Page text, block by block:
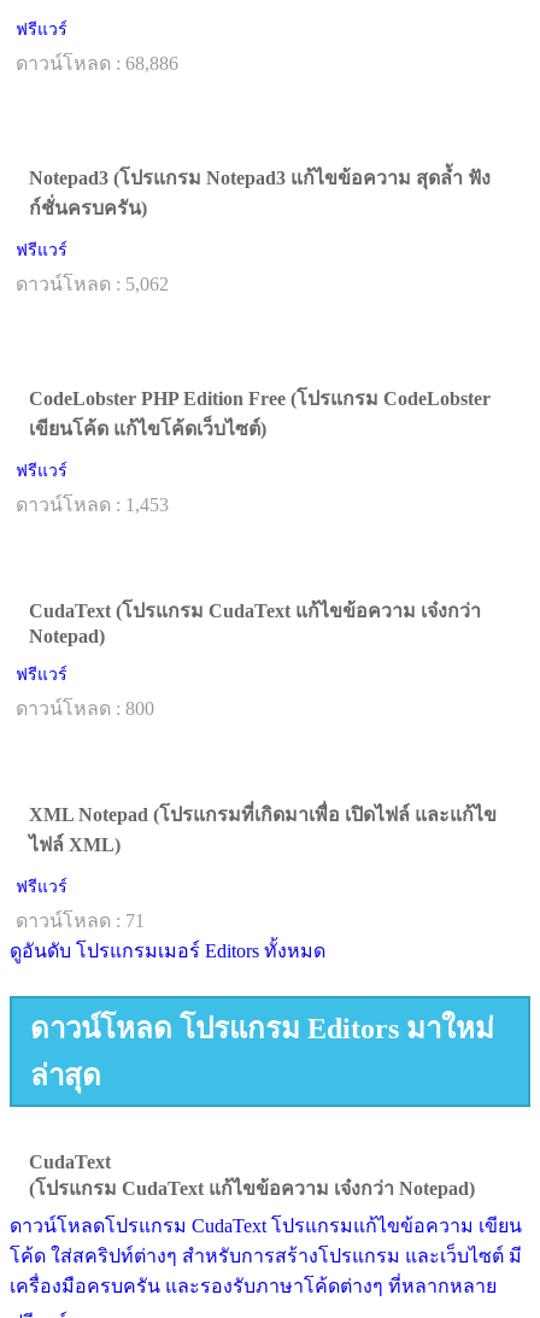
ฟรีแวร์
ดาวน์โหลด : 68,886
Notepad3 (โปรแกรม Notepad3 แก้ไขข้อความ สุดล้ำ ฟัง
ก์ชั่นครบครัน)
ฟรีแวร์
ดาวน์โหลด : 5,062
CodeLobster PHP Edition Free (โปรแกรม CodeLobster
เขียนโค้ด แก้ไขโค้ดเว็บไซต์)
ฟรีแวร์
ดาวน์โหลด : 1,453
CudaText (โปรแกรม CudaText แก้ไขข้อความ เจ๋งกว่า
Notepad)
ฟรีแวร์
ดาวน์โหลด : 800
XML Notepad (โปรแกรมที่เกิดมาเพื่อ เปิดไฟล์ และแก้ไข
ไฟล์ XML)
ฟรีแวร์
ดาวน์โหลด : 71
ดูอันดับ โปรแกรมเมอร์ Editors ทั้งหมด
ดาวน์โหลด โปรแกรม Editors มาใหม่
ล่าสุด
CudaText
(โปรแกรม CudaText แก้ไขข้อความ เจ๋งกว่า Notepad)
ดาวน์โหลดโปรแกรม CudaText โปรแกรมแก้ไขข้อความ เขียน
โค้ด ใส่สคริปท์ต่างๆ สำหรับการสร้างโปรแกรม และเว็บไซต์ มี
เครื่องมือครบครัน และรองรับภาษาโค้ดต่างๆ ที่หลากหลาย